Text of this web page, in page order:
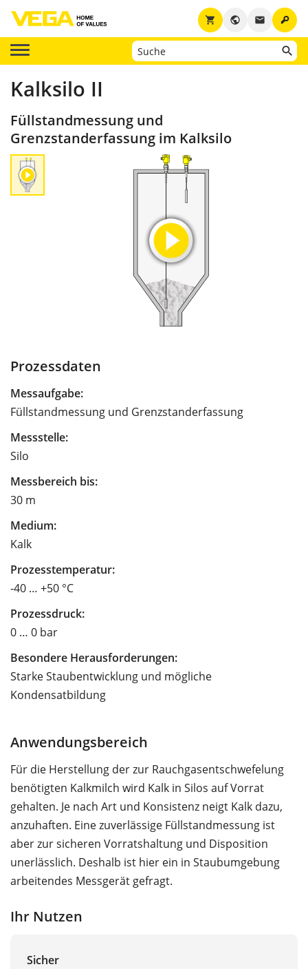
key
email
public
shopping_cart
Kalksilo II
Füllstandmessung und
Grenzstanderfassung im Kalksilo
Prozessdaten
Messaufgabe:
Füllstandmessung und Grenzstanderfassung
Messstelle:
Silo
Messbereich bis:
30 m
Medium:
Kalk
Prozesstemperatur:
-40 … +50 °C
Prozessdruck:
0 … 0 bar
Besondere Herausforderungen:
Starke Staubentwicklung und mögliche
Kondensatbildung
Anwendungsbereich
Für die Herstellung der zur Rauchgasentschwefelung
benötigten Kalkmilch wird Kalk in Silos auf Vorrat
gehalten. Je nach Art und Konsistenz neigt Kalk dazu,
anzuhaften. Eine zuverlässige Füllstandmessung ist
aber zur sicheren Vorratshaltung und Disposition
unerlässlich. Deshalb ist hier ein in Staubumgebung
arbeitendes Messgerät gefragt.
Ihr Nutzen
Sicher